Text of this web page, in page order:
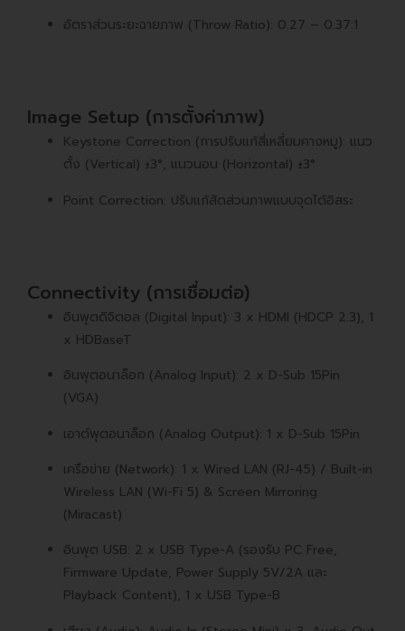
อัตราส่วนระยะฉายภาพ (Throw Ratio): 0.27 – 0.37:1
Image Setup (การตั้งค่าภาพ)
Keystone Correction (การปรับแก้สี่เหลี่ยมคางหมู): แนว
ตั้ง (Vertical) ±3°, แนวนอน (Horizontal) ±3°
Point Correction: ปรับแก้สัดส่วนภาพแบบจุดได้อิสระ
Connectivity (การเชื่อมต่อ)
อินพุตดิจิตอล (Digital Input): 3 x HDMI (HDCP 2.3), 1
x HDBaseT
อินพุตอนาล็อก (Analog Input): 2 x D-Sub 15Pin
(VGA)
เอาต์พุตอนาล็อก (Analog Output): 1 x D-Sub 15Pin
เครือข่าย (Network): 1 x Wired LAN (RJ-45) / Built-in
Wireless LAN (Wi-Fi 5) & Screen Mirroring
(Miracast)
อินพุต USB: 2 x USB Type-A (รองรับ PC Free,
Firmware Update, Power Supply 5V/2A และ
Playback Content), 1 x USB Type-B